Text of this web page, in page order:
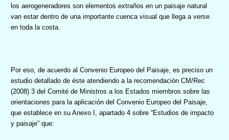
los aerogeneradores son elementos extraños en un paisaje natural
van estar dentro de una importante cuenca visual que llega a verse
en toda la costa.
Por eso, de acuerdo al Convenio Europeo del Paisaje, es preciso un
estudio detallado de éste atendiendo a la recomendación CM/Rec
(2008) 3 del Comité de Ministros a los Estados miembros sobre las
orientaciones para la aplicación del Convenio Europeo del Paisaje,
que establece en su Anexo I, apartado 4 sobre “Estudios de impacto
y paisaje” que: